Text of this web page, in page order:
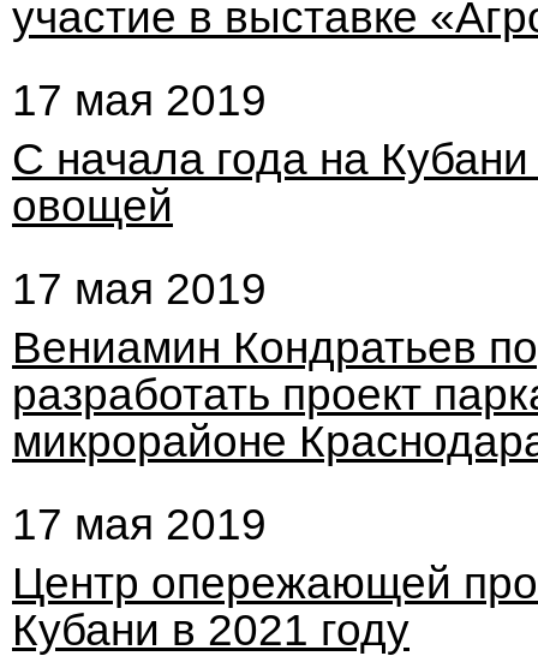
участие в выставке
17 мая 2019
С начала года на
овощей
17 мая 2019
Вениамин Кондратьев
разработать проект
микрорайоне
17 мая 2019
Центр опережающей
Кубани в 2021 году